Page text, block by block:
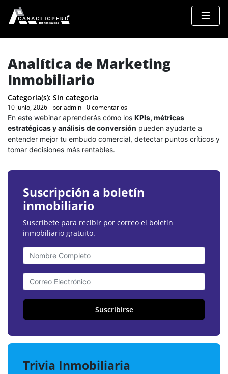
Analítica de Marketing
Inmobiliario
Categoría(s): Sin categoría
10 junio, 2026 - por admin - 0 comentarios
En este webinar aprenderás cómo los KPIs, métricas
estratégicas y análisis de conversión pueden ayudarte a
entender mejor tu embudo comercial, detectar puntos críticos y
tomar decisiones más rentables.
Suscripción a boletín
inmobiliario
Suscríbete para recibir por correo el boletín
inmobiliario gratuito.
Suscribirse
Trivia Inmobiliaria